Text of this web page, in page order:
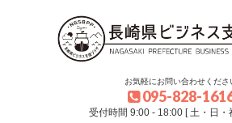
お気軽にお問い合わせくださ
095-828-
受付時間 9:00 - 18:00 [ 土・日・